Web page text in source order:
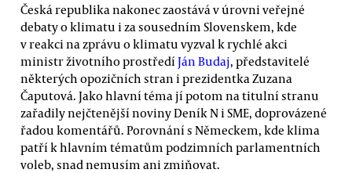
Česká republika nakonec zaostává v úrovni veřejné
debaty o klimatu i za sousedním Slovenskem, kde
v reakci na zprávu o klimatu vyzval k rychlé akci
ministr životního prostředí Ján Budaj, představitelé
některých opozičních stran i prezidentka Zuzana
Čaputová. Jako hlavní téma jí potom na titulní stranu
zařadily nejčtenější noviny Deník N i SME, doprovázené
řadou komentářů. Porovnání s Německem, kde klima
patří k hlavním tématům podzimních parlamentních
voleb, snad nemusím ani zmiňovat.